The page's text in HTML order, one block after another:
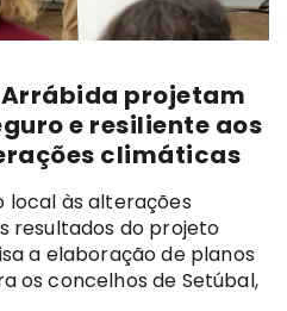
projetam
e resiliente aos
climáticas
local às alterações
resultados do projeto
a elaboração de planos
os concelhos de Setúbal,